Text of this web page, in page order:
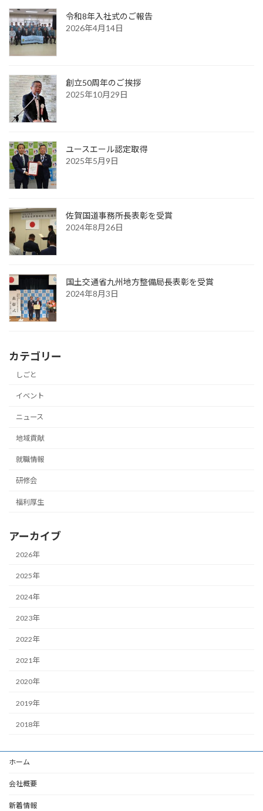
令和8年入社式のご報告
2026年4月14日
創立50周年のご挨拶
2025年10月29日
ユースエール認定取得
2025年5月9日
佐賀国道事務所長表彰を受賞
2024年8月26日
国土交通省九州地方整備局長表彰を受賞
2024年8月3日
カテゴリー
しごと
イベント
ニュース
地域貢献
就職情報
研修会
福利厚生
アーカイブ
2026年
2025年
2024年
2023年
2022年
2021年
2020年
2019年
2018年
ホーム
会社概要
新着情報